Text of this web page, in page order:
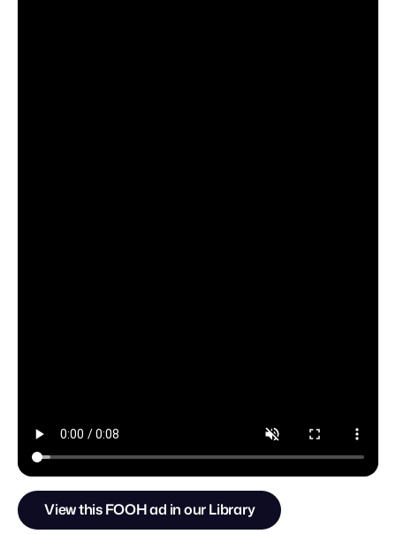
View this FOOH ad in our Library